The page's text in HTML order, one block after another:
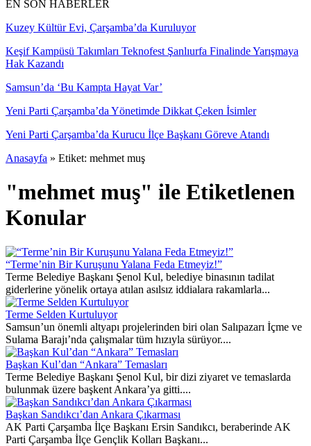
EN SON HABERLER
Kuzey Kültür Evi, Çarşamba’da Kuruluyor
Keşif Kampüsü Takımları Teknofest Şanlıurfa Finalinde Yarışmaya
Hak Kazandı
Samsun’da ‘Bu Kampta Hayat Var’
Yeni Parti Çarşamba’da Yönetimde Dikkat Çeken İsimler
Yeni Parti Çarşamba’da Kurucu İlçe Başkanı Göreve Atandı
Anasayfa » Etiket: mehmet muş
"mehmet muş" ile Etiketlenen
Konular
“Terme’nin Bir Kuruşunu Yalana Feda Etmeyiz!”
Terme Belediye Başkanı Şenol Kul, belediye binasının tadilat
giderlerine yönelik ortaya atılan asılsız iddialara rakamlarla...
Terme Selden Kurtuluyor
Samsun’un önemli altyapı projelerinden biri olan Salıpazarı İçme ve
Sulama Barajı’nda çalışmalar tüm hızıyla sürüyor....
Başkan Kul’dan “Ankara” Temasları
Terme Belediye Başkanı Şenol Kul, bir dizi ziyaret ve temaslarda
bulunmak üzere başkent Ankara’ya gitti....
Başkan Sandıkcı’dan Ankara Çıkarması
AK Parti Çarşamba İlçe Başkanı Ersin Sandıkcı, beraberinde AK
Parti Çarşamba İlçe Gençlik Kolları Başkanı...